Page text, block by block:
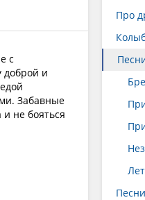
с
доброй и
Забавные
не бояться
Про